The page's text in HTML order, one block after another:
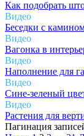
Как подобрать
Видео
Беседки с
Видео
Вагонка в
Видео
Наполнение для
Видео
Сине-зеленый
Видео
Растения для
Пагинация